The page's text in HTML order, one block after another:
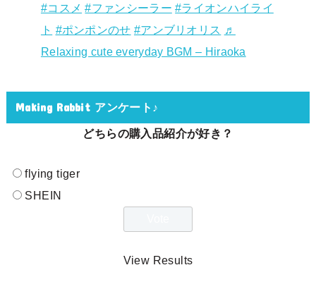
#コスメ #ファンシーラー #ライオンハイライ
ト #ポンポンのせ #アンブリオリス
♬
Relaxing cute everyday BGM – Hiraoka
Making Rabbit アンケート♪
どちらの購入品紹介が好き？
flying tiger
SHEIN
View Results